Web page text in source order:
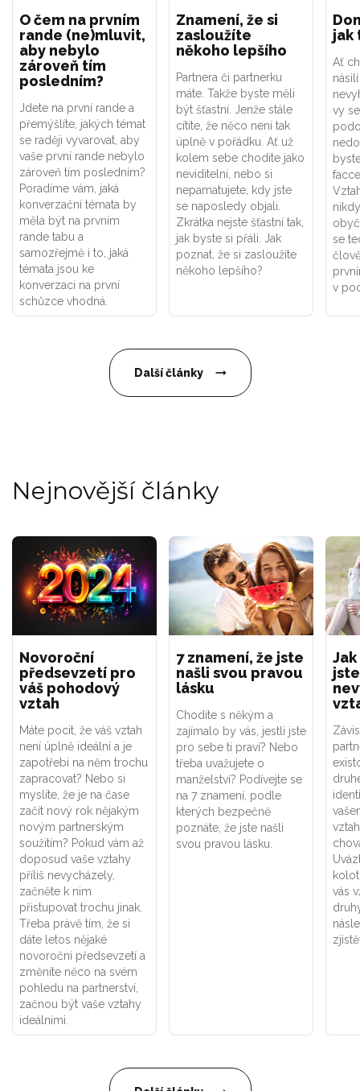
O čem na prvním
rande (ne)mluvit,
aby nebylo
zároveň tím
posledním?
Jdete na první rande a
přemýšlíte, jakých témat
se raději vyvarovat, aby
vaše první rande nebylo
zároveň tím posledním?
Poradíme vám, jaká
konverzační témata by
měla být na prvním
rande tabu a
samozřejmě i to, jaká
témata jsou ke
konverzaci na první
schůzce vhodná.
Znamení, že si
zasloužíte
někoho lepšího
Partnera či partnerku
máte. Takže byste měli
být šťastní. Jenže stále
cítíte, že něco není tak
úplně v pořádku. Ať už
kolem sebe chodíte jako
neviditelní, nebo si
nepamatujete, kdy jste
se naposledy objali.
Zkrátka nejste šťastní tak,
jak byste si přáli. Jak
poznat, že si zasloužíte
někoho lepšího?
jak
Ať
vy
se
v
Další články
Nejnovější články
Novoroční
předsevzetí pro
váš pohodový
vztah
Máte pocit, že váš vztah
není úplně ideální a je
zapotřebí na něm trochu
zapracovat? Nebo si
myslíte, že je na čase
začít nový rok nějakým
novým partnerským
soužitím? Pokud vám až
doposud vaše vztahy
příliš nevycházely,
začněte k nim
přistupovat trochu jinak.
Třeba právě tím, že si
dáte letos nějaké
novoroční předsevzetí a
změníte něco na svém
pohledu na partnerství,
začnou být vaše vztahy
ideálními.
7 znamení, že jste
našli svou pravou
lásku
Chodíte s někým a
zajímalo by vás, jestli jste
pro sebe ti praví? Nebo
třeba uvažujete o
manželství? Podívejte se
na 7 znamení, podle
kterých bezpečně
poznáte, že jste našli
svou pravou lásku.
vás